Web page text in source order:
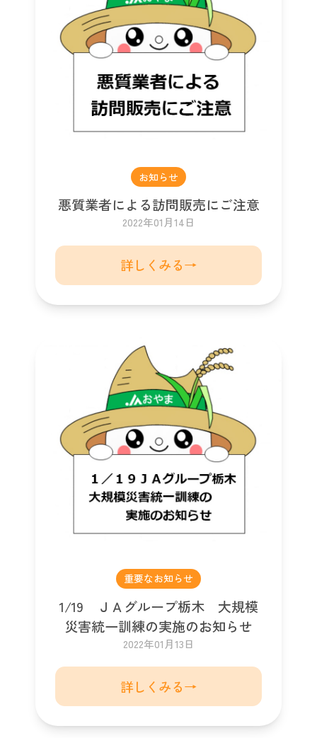
お知らせ
悪質業者による訪問販売にご注意
2022年01月14日
詳しくみる→
重要なお知らせ
1/19 ＪＡグループ栃木 大規模
災害統一訓練の実施のお知らせ
2022年01月13日
詳しくみる→